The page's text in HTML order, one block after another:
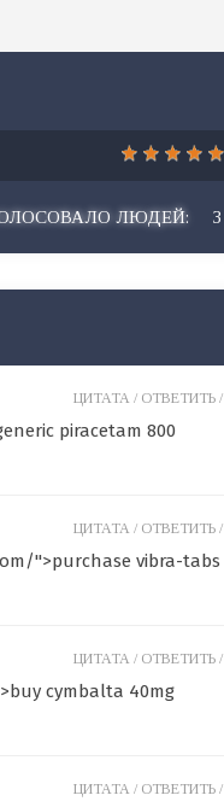
ЛЮДЕЙ: 3
piracetam 800
ЦИТАТА / ОТВЕТИТЬ /
">purchase vibra-tabs
ЦИТАТА / ОТВЕТИТЬ /
cymbalta 40mg
ЦИТАТА / ОТВЕТИТЬ /
ЦИТАТА / ОТВЕТИТЬ /